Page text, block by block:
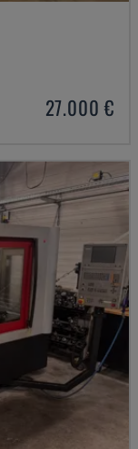
27.000 €